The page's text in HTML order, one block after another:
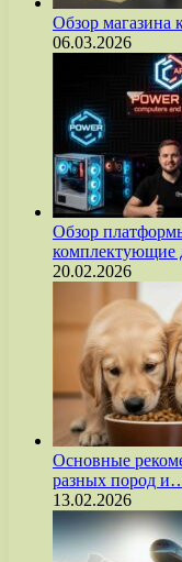
Обзор магазина
06.03.2026
Обзор
20.02.2026
Основные
разных пород
13.02.2026